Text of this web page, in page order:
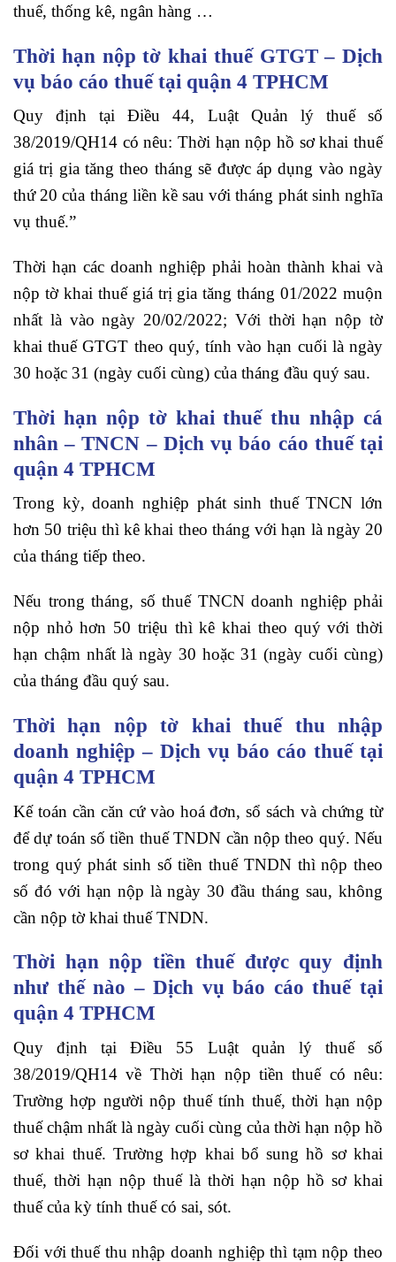
thuế, thống kê, ngân hàng …
Thời hạn nộp tờ khai thuế GTGT – Dịch
vụ báo cáo thuế tại quận 4 TPHCM
Quy định tại Điều 44, Luật Quản lý thuế số
38/2019/QH14 có nêu: Thời hạn nộp hồ sơ khai thuế
giá trị gia tăng theo tháng sẽ được áp dụng vào ngày
thứ 20 của tháng liền kề sau với tháng phát sinh nghĩa
vụ thuế.”
Thời hạn các doanh nghiệp phải hoàn thành khai và
nộp tờ khai thuế giá trị gia tăng tháng 01/2022 muộn
nhất là vào ngày 20/02/2022; Với thời hạn nộp tờ
khai thuế GTGT theo quý, tính vào hạn cuối là ngày
30 hoặc 31 (ngày cuối cùng) của tháng đầu quý sau.
Thời hạn nộp tờ khai thuế thu nhập cá
nhân – TNCN – Dịch vụ báo cáo thuế tại
quận 4 TPHCM
Trong kỳ, doanh nghiệp phát sinh thuế TNCN lớn
hơn 50 triệu thì kê khai theo tháng với hạn là ngày 20
của tháng tiếp theo.
Nếu trong tháng, số thuế TNCN doanh nghiệp phải
nộp nhỏ hơn 50 triệu thì kê khai theo quý với thời
hạn chậm nhất là ngày 30 hoặc 31 (ngày cuối cùng)
của tháng đầu quý sau.
Thời hạn nộp tờ khai thuế thu nhập
doanh nghiệp – Dịch vụ báo cáo thuế tại
quận 4 TPHCM
Kế toán cần căn cứ vào hoá đơn, sổ sách và chứng từ
để dự toán số tiền thuế TNDN cần nộp theo quý. Nếu
trong quý phát sinh số tiền thuế TNDN thì nộp theo
số đó với hạn nộp là ngày 30 đầu tháng sau, không
cần nộp tờ khai thuế TNDN.
Thời hạn nộp tiền thuế được quy định
như thế nào – Dịch vụ báo cáo thuế tại
quận 4 TPHCM
Quy định tại Điều 55 Luật quản lý thuế số
38/2019/QH14 về Thời hạn nộp tiền thuế có nêu:
Trường hợp người nộp thuế tính thuế, thời hạn nộp
thuế chậm nhất là ngày cuối cùng của thời hạn nộp hồ
sơ khai thuế. Trường hợp khai bổ sung hồ sơ khai
thuế, thời hạn nộp thuế là thời hạn nộp hồ sơ khai
thuế của kỳ tính thuế có sai, sót.
Đối với thuế thu nhập doanh nghiệp thì tạm nộp theo